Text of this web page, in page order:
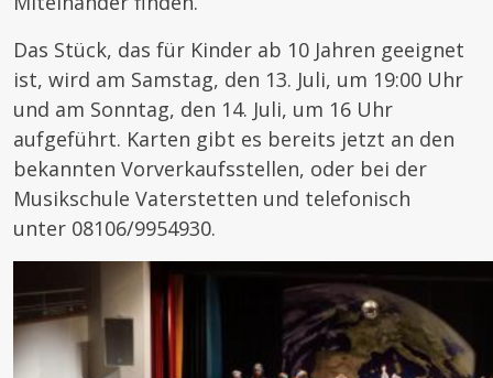
Das Stück, das für Kinder ab 10 Jahren geeignet
ist, wird am Samstag, den 13. Juli, um 19:00 Uhr
und am Sonntag, den 14. Juli, um 16 Uhr
aufgeführt. Karten gibt es bereits jetzt an den
bekannten Vorverkaufsstellen, oder bei der
Musikschule Vaterstetten und telefonisch
unter 08106/9954930.